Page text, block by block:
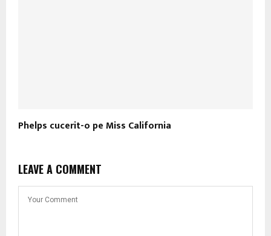
Phelps cucerit-o pe Miss California
LEAVE A COMMENT